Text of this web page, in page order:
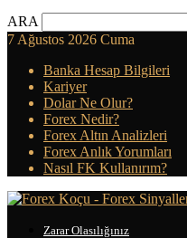
ARA
7 Ağustos 2026 Cuma
Banka Hesap Bilgileri
Kariyer
Dolar Ne Olur?
Forex Nedir?
Forex Altın Analizleri
Forex Anlık Yorumları
Nasıl FK Kullanırım?
Zarar Olasılığınız